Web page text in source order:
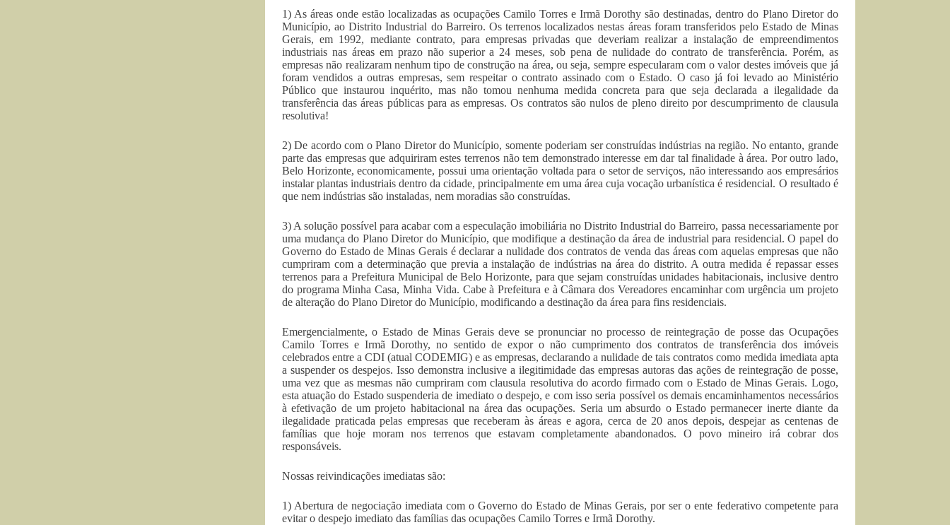
1) As áreas onde estão localizadas as ocupações Camilo Torres e Irmã Dorothy são destinadas, dentro do Plano Diretor do
Município, ao Distrito Industrial do Barreiro. Os terrenos localizados nestas áreas foram transferidos pelo Estado de Minas
Gerais, em 1992, mediante contrato, para empresas privadas que deveriam realizar a instalação de empreendimentos
industriais nas áreas em prazo não superior a 24 meses, sob pena de nulidade do contrato de transferência. Porém, as
empresas não realizaram nenhum tipo de construção na área, ou seja, sempre especularam com o valor destes imóveis que já
foram vendidos a outras empresas, sem respeitar o contrato assinado com o Estado. O caso já foi levado ao Ministério
Público que instaurou inquérito, mas não tomou nenhuma medida concreta para que seja declarada a ilegalidade da
transferência das áreas públicas para as empresas. Os contratos são nulos de pleno direito por descumprimento de clausula
resolutiva!
2) De acordo com o Plano Diretor do Município, somente poderiam ser construídas indústrias na região. No entanto, grande
parte das empresas que adquiriram estes terrenos não tem demonstrado interesse em dar tal finalidade à área. Por outro lado,
Belo Horizonte, economicamente, possui uma orientação voltada para o setor de serviços, não interessando aos empresários
instalar plantas industriais dentro da cidade, principalmente em uma área cuja vocação urbanística é residencial. O resultado é
que nem indústrias são instaladas, nem moradias são construídas.
3) A solução possível para acabar com a especulação imobiliária no Distrito Industrial do Barreiro, passa necessariamente por
uma mudança do Plano Diretor do Município, que modifique a destinação da área de industrial para residencial. O papel do
Governo do Estado de Minas Gerais é declarar a nulidade dos contratos de venda das áreas com aquelas empresas que não
cumpriram com a determinação que previa a instalação de indústrias na área do distrito. A outra medida é repassar esses
terrenos para a Prefeitura Municipal de Belo Horizonte, para que sejam construídas unidades habitacionais, inclusive dentro
do programa Minha Casa, Minha Vida. Cabe à Prefeitura e à Câmara dos Vereadores encaminhar com urgência um projeto
de alteração do Plano Diretor do Município, modificando a destinação da área para fins residenciais.
Emergencialmente, o Estado de Minas Gerais deve se pronunciar no processo de reintegração de posse das Ocupações
Camilo Torres e Irmã Dorothy, no sentido de expor o não cumprimento dos contratos de transferência dos imóveis
celebrados entre a CDI (atual CODEMIG) e as empresas, declarando a nulidade de tais contratos como medida imediata apta
a suspender os despejos. Isso demonstra inclusive a ilegitimidade das empresas autoras das ações de reintegração de posse,
uma vez que as mesmas não cumpriram com clausula resolutiva do acordo firmado com o Estado de Minas Gerais. Logo,
esta atuação do Estado suspenderia de imediato o despejo, e com isso seria possível os demais encaminhamentos necessários
à efetivação de um projeto habitacional na área das ocupações. Seria um absurdo o Estado permanecer inerte diante da
ilegalidade praticada pelas empresas que receberam às áreas e agora, cerca de 20 anos depois, despejar as centenas de
famílias que hoje moram nos terrenos que estavam completamente abandonados. O povo mineiro irá cobrar dos
responsáveis.
Nossas reivindicações imediatas são:
1) Abertura de negociação imediata com o Governo do Estado de Minas Gerais, por ser o ente federativo competente para
evitar o despejo imediato das famílias das ocupações Camilo Torres e Irmã Dorothy.